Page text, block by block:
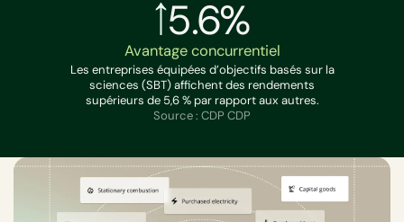
5.6%
Avantage concurrentiel
Les entreprises équipées d’objectifs basés sur la
sciences (SBT) affichent des rendements
supérieurs de 5,6 % par rapport aux autres.
Source : CDP CDP